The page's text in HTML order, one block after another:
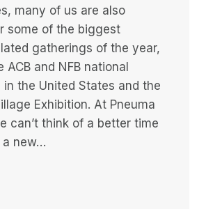
many of us are also
some of the biggest
gatherings of the year,
and NFB national
the United States and the
Exhibition. At Pneuma
can’t think of a better time
a new…